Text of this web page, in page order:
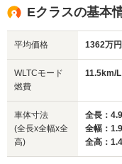
サイズ
(全長x全幅x全高)
Eクラスの基本
平均価格 1362万円
WLTCモード
燃費
11.5km/L
車体寸法
(全長x全幅x全
高)
全長：
全幅：
全高：